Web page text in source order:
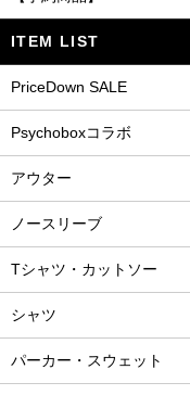
ITEM LIST
PriceDown SALE
Psychoboxコラボ
アウター
ノースリーブ
Tシャツ・カットソー
シャツ
パーカー・スウェット